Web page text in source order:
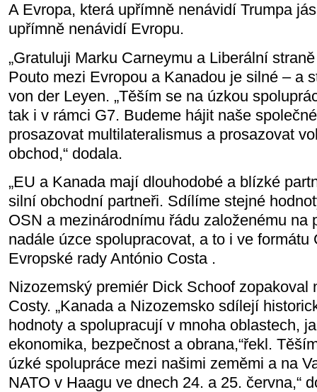
A Evropa, která upřímně nenávidí Trumpa
upřímně nenávidí Evropu.
„Gratuluji Marku Carneymu a Liberální
Pouto mezi Evropou a Kanadou je silné – a
von der Leyen. „Těším se na úzkou
tak i v rámci G7. Budeme hájit naše
prosazovat multilateralismus a prosazovat
obchod,“ dodala.
„EU a Kanada mají dlouhodobé a blízké
silní obchodní partneři. Sdílíme stejné
OSN a mezinárodnímu řádu založenému na
nadále úzce spolupracovat, a to i ve formátu
Evropské rady António Costa .
Nizozemský premiér Dick Schoof zopakoval
Costy. „Kanada a Nizozemsko sdílejí
hodnoty a spolupracují v mnoha oblastech,
ekonomika, bezpečnost a obrana,“řekl.
úzké spolupráce mezi našimi zeměmi a na
NATO v Haagu ve dnech 24. a 25. června,“